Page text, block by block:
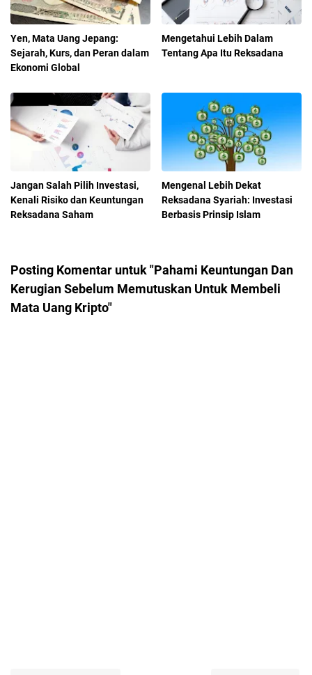
Yen, Mata Uang Jepang:
Sejarah, Kurs, dan Peran dalam
Ekonomi Global
Mengetahui Lebih Dalam
Tentang Apa Itu Reksadana
Jangan Salah Pilih Investasi,
Kenali Risiko dan Keuntungan
Reksadana Saham
Mengenal Lebih Dekat
Reksadana Syariah: Investasi
Berbasis Prinsip Islam
Posting Komentar untuk "Pahami Keuntungan Dan
Kerugian Sebelum Memutuskan Untuk Membeli
Mata Uang Kripto"